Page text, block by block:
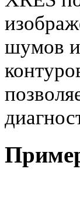
шумов и